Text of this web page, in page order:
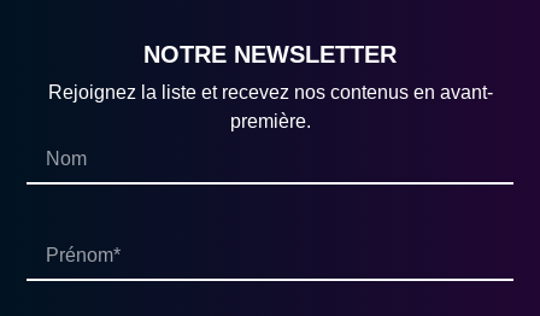
NOTRE NEWSLETTER
Rejoignez la liste et recevez nos contenus en avant-
première.